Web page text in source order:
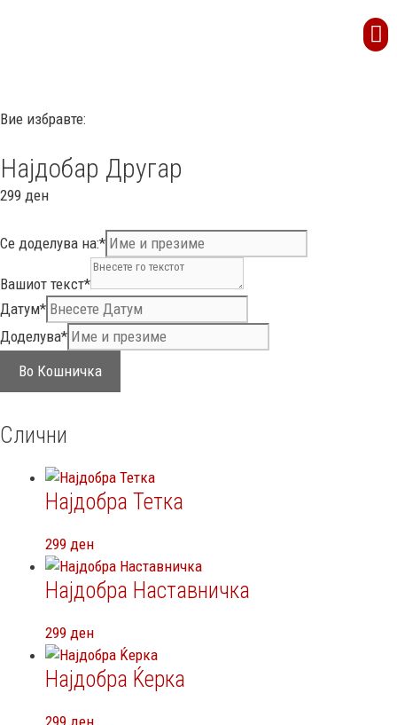
Вие избравте:
Најдобар Другар
299 ден
Се доделува на:*
Вашиот текст*
Датум*
Доделува*
Во Кошничка
Слични
Најдобра Тетка
299 ден
Најдобра Наставничка
299 ден
Најдобра Ќерка
299 ден